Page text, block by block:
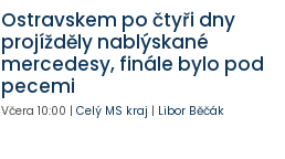
Ostravskem po čtyři dny
projížděly nablýskané
mercedesy, finále bylo pod
pecemi
Včera 10:00 | Celý MS kraj | Libor Běčák